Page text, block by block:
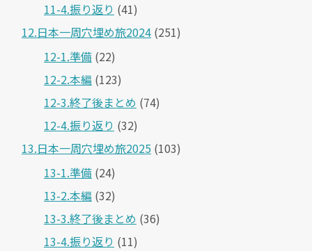
11-4.振り返り (41)
12.日本一周穴埋め旅2024 (251)
12-1.準備 (22)
12-2.本編 (123)
12-3.終了後まとめ (74)
12-4.振り返り (32)
13.日本一周穴埋め旅2025 (103)
13-1.準備 (24)
13-2.本編 (32)
13-3.終了後まとめ (36)
13-4.振り返り (11)